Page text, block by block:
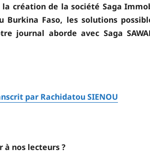
la création de la société Saga
Faso, les solutions
journal aborde avec Saga
par Rachidatou SIENOU
à nos lecteurs ?